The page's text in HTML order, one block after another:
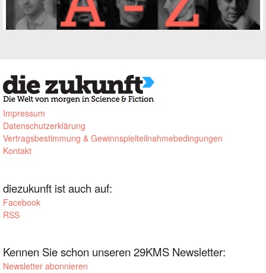
Impressum
Datenschutzerklärung
Vertragsbestimmung & Gewinnspielteilnahmebedingungen
Kontakt
diezukunft ist auch auf:
Facebook
RSS
Kennen Sie schon unseren 29KMS Newsletter:
Newsletter abonnieren